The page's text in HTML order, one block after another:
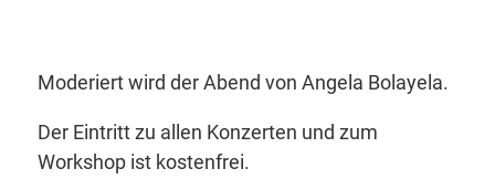
Moderiert wird der Abend von Angela Bolayela.
Der Eintritt zu allen Konzerten und zum
Workshop ist kostenfrei.